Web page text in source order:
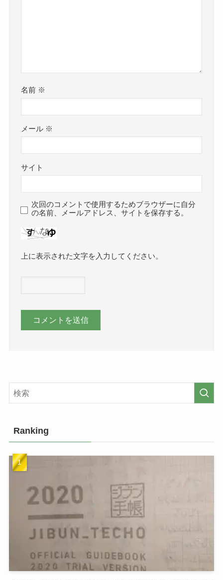
名前 ※
メール ※
サイト
次回のコメントで使用するためブラウザーに自分
の名前、メールアドレス、サイトを保存する。
上に表示された文字を入力してください。
Ranking